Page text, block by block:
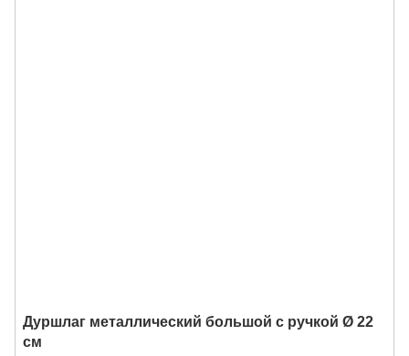
Дуршлаг металлический большой с ручкой Ø 22
см